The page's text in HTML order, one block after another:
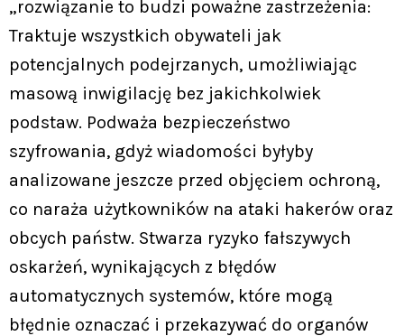
„rozwiązanie to budzi poważne zastrzeżenia:
Traktuje wszystkich obywateli jak
potencjalnych podejrzanych, umożliwiając
masową inwigilację bez jakichkolwiek
podstaw. Podważa bezpieczeństwo
szyfrowania, gdyż wiadomości byłyby
analizowane jeszcze przed objęciem ochroną,
co naraża użytkowników na ataki hakerów oraz
obcych państw. Stwarza ryzyko fałszywych
oskarżeń, wynikających z błędów
automatycznych systemów, które mogą
błędnie oznaczać i przekazywać do organów